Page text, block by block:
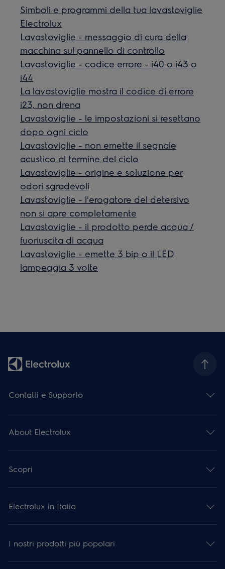
Simboli e programmi della tua lavastoviglie
Electrolux
Lavastoviglie - messaggio di cura della
macchina sul pannello di controllo
Lavastoviglie - codice errore - i40 o i43 o
i44
La lavastoviglie mostra il codice di errore
i23, non drena
Lavastoviglie - le impostazioni si resettano
dopo ogni ciclo
Lavastoviglie - non emette il segnale
acustico al termine del ciclo
Lavastoviglie - origine e soluzione per
odori sgradevoli
Lavastoviglie - l'erogatore del detersivo
non si apre completamente
Lavastoviglie - il prodotto perde acqua /
fuoriuscita di acqua
Lavastoviglie - emette 3 bip o il LED
lampeggia 3 volte
Contatti e Supporto
About Electrolux
Scopri
Electrolux in Italia
I nostri prodotti più popolari